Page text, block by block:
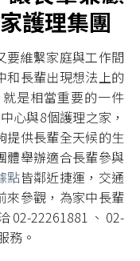
護理集團
要維繫家庭與工作間
和長輩出現想法上的
是相當重要的一件
心與8個護理之家，
提供長輩全天候的生
體舉辦適合長輩參與
點皆鄰近捷運，交通
來參觀，為家中長輩
22261881、02-
務。